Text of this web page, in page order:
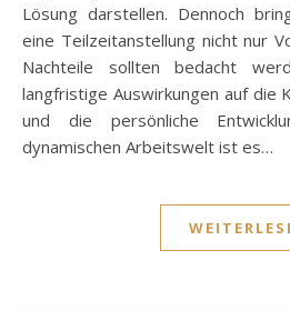
Lösung darstellen. Dennoch
eine Teilzeitanstellung nicht nur
Nachteile sollten bedacht
langfristige Auswirkungen auf die
und die persönliche
dynamischen Arbeitswelt ist es…